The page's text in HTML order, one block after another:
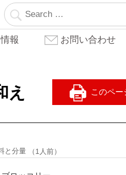
業
報 お問い合わせ
え
と分量 （1人前）